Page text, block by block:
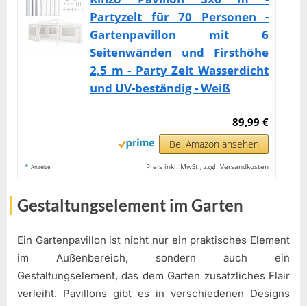
Partyzelt für 70 Personen -
Gartenpavillon mit 6
Seitenwänden und Firsthöhe
2,5 m - Party Zelt Wasserdicht
und UV-beständig - Weiß
89,99 €
Bei Amazon ansehen
* Anzeige Preis inkl. MwSt., zzgl. Versandkosten
Gestaltungselement im Garten
Ein Gartenpavillon ist nicht nur ein praktisches Element
im Außenbereich, sondern auch ein
Gestaltungselement, das dem Garten zusätzliches Flair
verleiht. Pavillons gibt es in verschiedenen Designs